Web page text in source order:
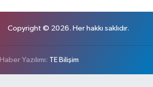
Copyright © 2026. Her hakkı saklıdır.
Haber Yazılımı: TE Bilişim